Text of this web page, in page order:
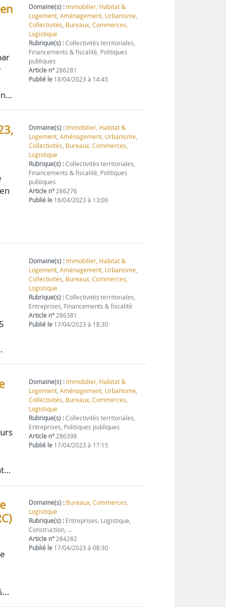
Domaine(s) : Immobilier, Habitat &
Logement,Aménagement, Urbanisme,
Collectivités, Bureaux, Commerces,
Logistique
Rubrique(s) :Collectivités territoriales,
Financements & fiscalité, Politiques
publiques
Article n°286281
Publié le 18/04/2023 à 14:45
Domaine(s) : Immobilier, Habitat &
Logement,Aménagement, Urbanisme,
Collectivités, Bureaux, Commerces,
Logistique
Rubrique(s) :Collectivités territoriales,
Financements & fiscalité, Politiques
publiques
Article n°286276
Publié le 18/04/2023 à 13:00
Domaine(s) : Immobilier, Habitat &
Logement,Aménagement, Urbanisme,
Collectivités, Bureaux, Commerces,
Logistique
Rubrique(s) :Collectivités territoriales,
Entreprises, Financements & fiscalité
Article n°286381
Publié le 17/04/2023 à 18:30
Domaine(s) : Immobilier, Habitat &
Logement,Aménagement, Urbanisme,
Collectivités, Bureaux, Commerces,
Logistique
Rubrique(s) :Collectivités territoriales,
Entreprises, Politiques publiques
Article n°286398
Publié le 17/04/2023 à 17:15
Domaine(s) : Bureaux, Commerces,
Logistique
Rubrique(s) : Entreprises, Logistique,
Construction, …
Article n°284282
Publié le 17/04/2023 à 08:30